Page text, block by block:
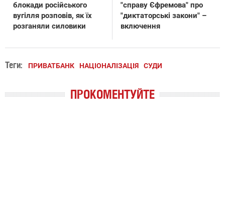
блокади російського
вугілля розповів, як їх
розганяли силовики
"справу Єфремова" про
"диктаторські закони" –
включення
Теги: ПРИВАТБАНК НАЦІОНАЛІЗАЦІЯ СУДИ
ПРОКОМЕНТУЙТЕ